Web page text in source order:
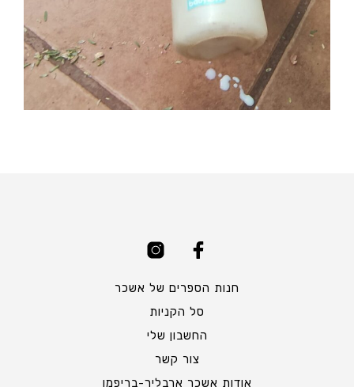
חנות הספרים של אשכר
סל הקניות
החשבון שלי
צור קשר
אודות אשכר ארבליך-בריפמן